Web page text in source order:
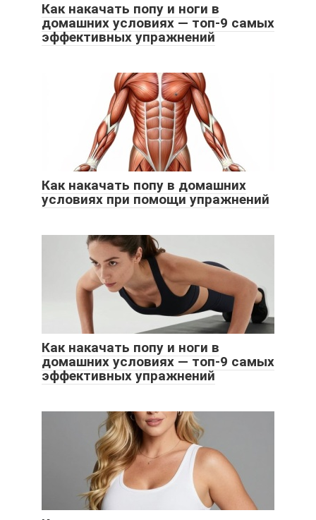
Как накачать попу и ноги в
домашних условиях — топ-9 самых
эффективных упражнений
Как накачать попу в домашних
условиях при помощи упражнений
Как накачать попу и ноги в
домашних условиях — топ-9 самых
эффективных упражнений